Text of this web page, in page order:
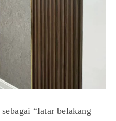
“latar belakang